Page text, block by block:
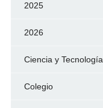
2025
2026
Ciencia y Tecnología
Colegio